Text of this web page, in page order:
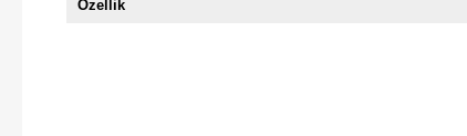
Özellik